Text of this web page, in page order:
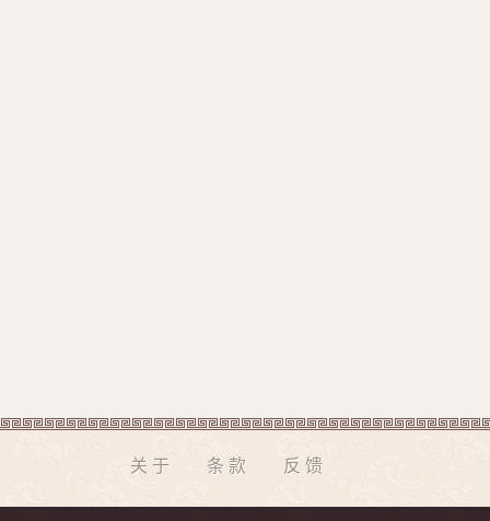
关于 条款 反馈